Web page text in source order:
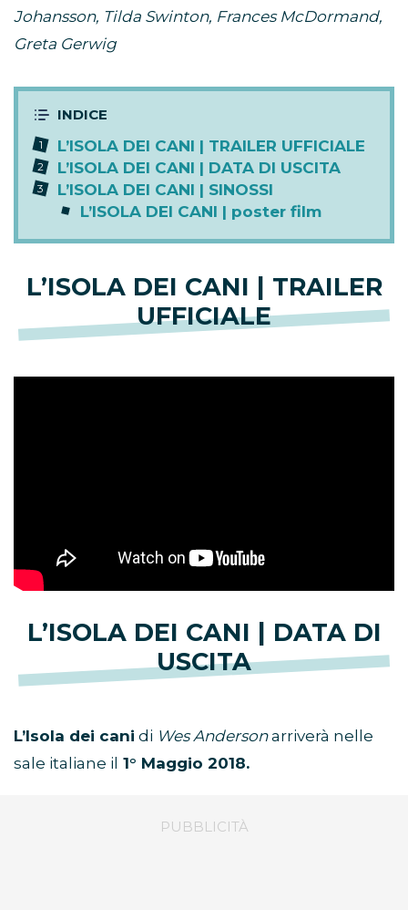
Johansson, Tilda Swinton, Frances McDormand,
Greta Gerwig
L’ISOLA DEI CANI | TRAILER UFFICIALE
L’ISOLA DEI CANI | DATA DI USCITA
L’ISOLA DEI CANI | SINOSSI
L’ISOLA DEI CANI | poster film
L’ISOLA DEI CANI | TRAILER
UFFICIALE
L’ISOLA DEI CANI | DATA DI
USCITA
L’Isola dei cani di Wes Andersonarriverà nelle
sale italiane il 1° Maggio 2018.